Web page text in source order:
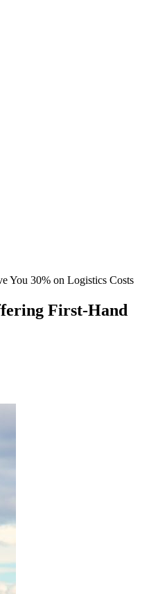
You 30% on Logistics Costs
First-Hand